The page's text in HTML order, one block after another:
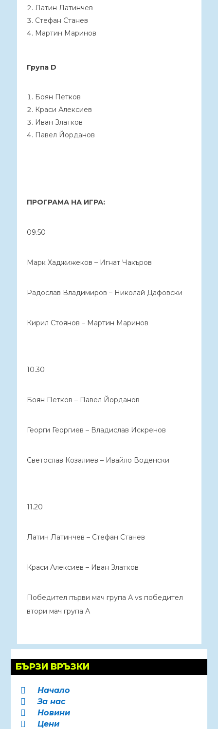
Латин Латинчев
Стефан Станев
Мартин Маринов
Група D
Боян Петков
Краси Алексиев
Иван Златков
Павел Йорданов
ПРОГРАМА НА ИГРА:
09.50
Марк Хаджижеков – Игнат Чакъров
Радослав Владимиров – Николай Дафовски
Кирил Стоянов – Мартин Маринов
10.30
Боян Петков – Павел Йорданов
Георги Георгиев – Владислав Искренов
Светослав Козалиев – Ивайло Воденски
11.20
Латин Латинчев – Стефан Станев
Краси Алексиев – Иван Златков
Победител първи мач група А vs победител
втори мач група А
БЪРЗИ ВРЪЗКИ
 Начало
 За нас
 Новини
 Цени